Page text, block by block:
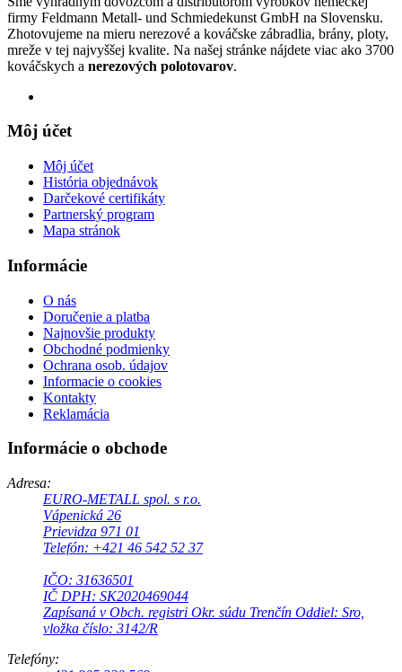
firmy Feldmann Metall- und Schmiedekunst GmbH na Slovensku.
Zhotovujeme na mieru nerezové a kováčske zábradlia, brány, ploty,
mreže v tej najvyššej kvalite. Na našej stránke nájdete viac ako 3700
kováčskych a nerezových polotovarov.
Môj účet
Môj účet
História objednávok
Darčekové certifikáty
Partnerský program
Mapa stránok
Informácie
O nás
Doručenie a platba
Najnovšie produkty
Obchodné podmienky
Ochrana osob. údajov
Informacie o cookies
Kontakty
Reklamácia
Informácie o obchode
Adresa:
EURO-METALL spol. s r.o.
Vápenická 26
Prievidza 971 01
Telefón: +421 46 542 52 37
IČO: 31636501
IČ DPH: SK2020469044
Zapísaná v Obch. registri Okr. súdu Trenčín Oddiel: Sro,
vložka číslo: 3142/R
Telefóny: